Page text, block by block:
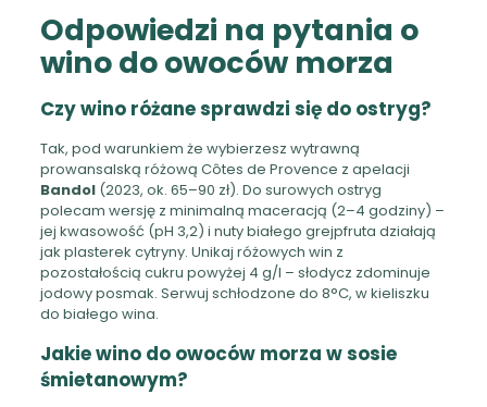
Odpowiedzi na pytania o
wino do owoców morza
Czy wino różane sprawdzi się do ostryg?
Tak, pod warunkiem że wybierzesz wytrawną
prowansalską różową Côtes de Provence z apelacji
Bandol(2023, ok. 65–90 zł). Do surowych ostryg
polecam wersję z minimalną maceracją (2–4 godziny) –
jej kwasowość (pH 3,2) i nuty białego grejpfruta działają
jak plasterek cytryny. Unikaj różowych win z
pozostałością cukru powyżej 4 g/l – słodycz zdominuje
jodowy posmak. Serwuj schłodzone do 8°C, w kieliszku
do białego wina.
Jakie wino do owoców morza w sosie
śmietanowym?